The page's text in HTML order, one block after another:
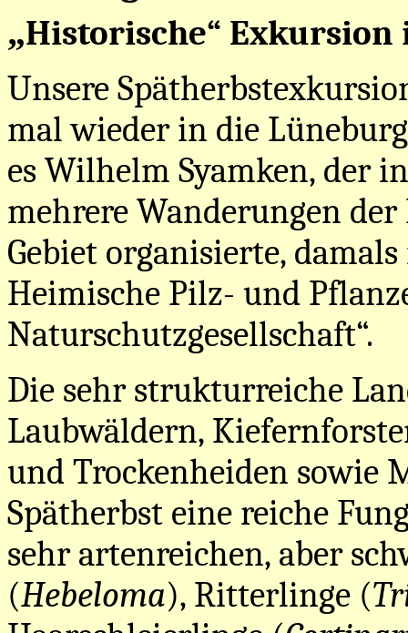
„Historische“
Unsere
mal wieder in die
es Wilhelm Syamken, der
mehrere Wanderungen
Gebiet organisierte,
Heimische Pilz- und
Naturschutzgesellschaft“.
Die sehr strukturreiche
Laubwäldern,
und Trockenheiden sowie
Spätherbst eine reiche
sehr artenreichen, aber
(Hebeloma), Ritterlinge (